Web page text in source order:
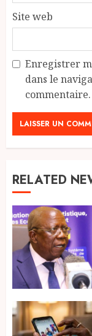
Site web
Enregistrer
dans le
commentaire.
RELATED